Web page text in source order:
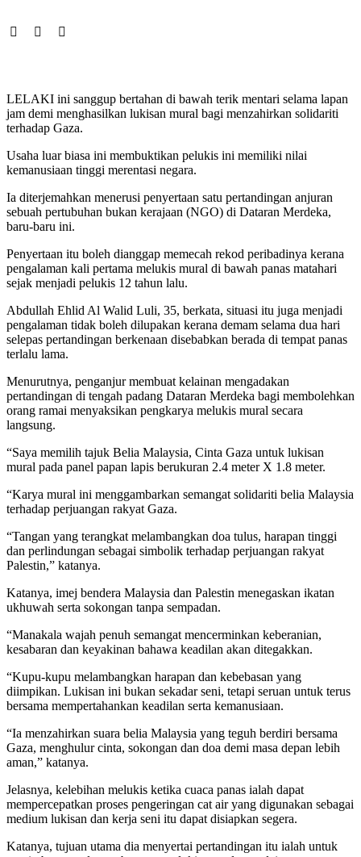
LELAKI ini sanggup bertahan di bawah terik mentari selama lapan
jam demi menghasilkan lukisan mural bagi menzahirkan solidariti
terhadap Gaza.
Usaha luar biasa ini membuktikan pelukis ini memiliki nilai
kemanusiaan tinggi merentasi negara.
Ia diterjemahkan menerusi penyertaan satu pertandingan anjuran
sebuah pertubuhan bukan kerajaan (NGO) di Dataran Merdeka,
baru-baru ini.
Penyertaan itu boleh dianggap memecah rekod peribadinya kerana
pengalaman kali pertama melukis mural di bawah panas matahari
sejak menjadi pelukis 12 tahun lalu.
Abdullah Ehlid Al Walid Luli, 35, berkata, situasi itu juga menjadi
pengalaman tidak boleh dilupakan kerana demam selama dua hari
selepas pertandingan berkenaan disebabkan berada di tempat panas
terlalu lama.
Menurutnya, penganjur membuat kelainan mengadakan
pertandingan di tengah padang Dataran Merdeka bagi membolehkan
orang ramai menyaksikan pengkarya melukis mural secara
langsung.
“Saya memilih tajuk Belia Malaysia, Cinta Gaza untuk lukisan
mural pada panel papan lapis berukuran 2.4 meter X 1.8 meter.
“Karya mural ini menggambarkan semangat solidariti belia Malaysia
terhadap perjuangan rakyat Gaza.
“Tangan yang terangkat melambangkan doa tulus, harapan tinggi
dan perlindungan sebagai simbolik terhadap perjuangan rakyat
Palestin,” katanya.
Katanya, imej bendera Malaysia dan Palestin menegaskan ikatan
ukhuwah serta sokongan tanpa sempadan.
“Manakala wajah penuh semangat mencerminkan keberanian,
kesabaran dan keyakinan bahawa keadilan akan ditegakkan.
“Kupu-kupu melambangkan harapan dan kebebasan yang
diimpikan. Lukisan ini bukan sekadar seni, tetapi seruan untuk terus
bersama mempertahankan keadilan serta kemanusiaan.
“Ia menzahirkan suara belia Malaysia yang teguh berdiri bersama
Gaza, menghulur cinta, sokongan dan doa demi masa depan lebih
aman,” katanya.
Jelasnya, kelebihan melukis ketika cuaca panas ialah dapat
mempercepatkan proses pengeringan cat air yang digunakan sebagai
medium lukisan dan kerja seni itu dapat disiapkan segera.
Katanya, tujuan utama dia menyertai pertandingan itu ialah untuk